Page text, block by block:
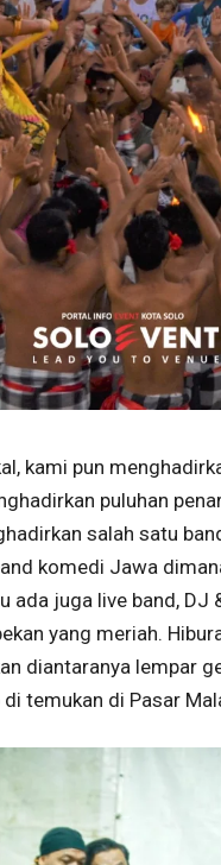
kami pun
puluhan
salah satu
komedi Jawa
ada juga live band, DJ
yang meriah.
diantaranya lempar
temukan di Pasar